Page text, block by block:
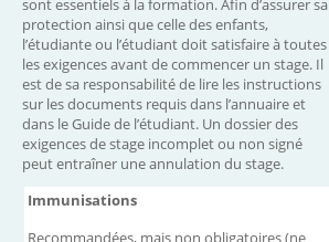
sont essentiels à la formation. Afin d’assurer sa
protection ainsi que celle des enfants,
l’étudiante ou l’étudiant doit satisfaire à toutes
les exigences avant de commencer un stage. Il
est de sa responsabilité de lire les instructions
sur les documents requis dans l’annuaire et
dans le Guide de l’étudiant. Un dossier des
exigences de stage incomplet ou non signé
peut entraîner une annulation du stage.
Immunisations
Recommandées, mais non obligatoires (ne